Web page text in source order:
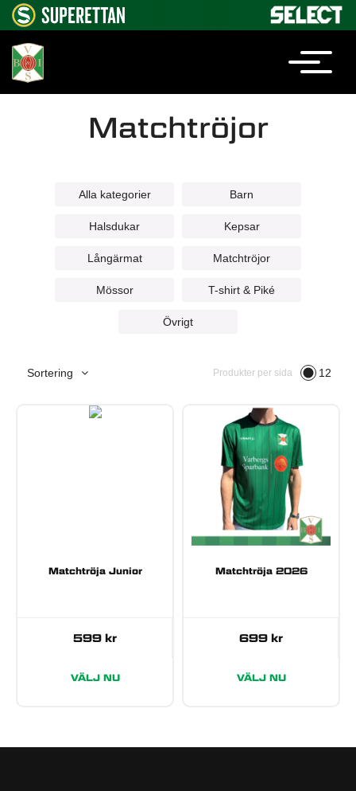
Matchtröjor
Alla kategorier Barn
Halsdukar Kepsar
Långärmat Matchtröjor
Mössor T-shirt & Piké
Övrigt
Sortering Produkter per sida 12
Matchtröja Junior
599kr
VÄLJ NU
Matchtröja 2026
699kr
VÄLJ NU